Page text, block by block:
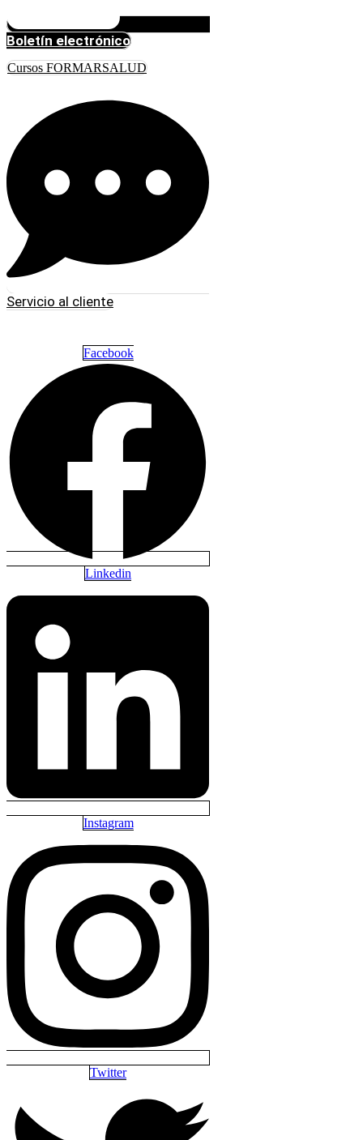
Boletín electrónico
Cursos FORMARSALUD
Servicio al cliente
Facebook
Linkedin
Instagram
Twitter